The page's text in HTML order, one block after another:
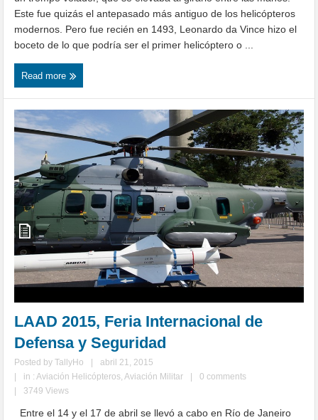
Este fue quizás el antepasado más antiguo de los helicópteros
modernos. Pero fue recién en 1493, Leonardo da Vince hizo el
boceto de lo que podría ser el primer helicóptero o ...
Read more
LAAD 2015, Feria Internacional de
Defensa y Seguridad
Posted byTallyHo
abril 21, 2015
in :Aviación Helicópteros,Aviación Militar
0 comments
3749 Views
Entre el 14 y el 17 de abril se llevó a cabo en Río de Janeiro